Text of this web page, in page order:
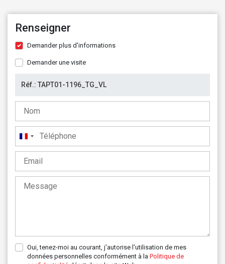
Renseigner
Demander plus d'informations
Demander une visite
France
+33
Oui, tenez-moi au courant, j'autorise l'utilisation de mes
données personnelles conformément à la Politique de